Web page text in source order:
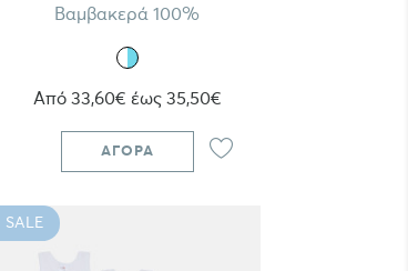
Βαμβακερά 100%
Από 33,60€ έως 35,50€
ΑΓΟΡΆ
SALE